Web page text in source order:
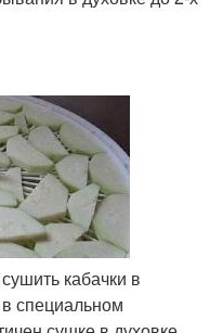
кабачки в
специальном